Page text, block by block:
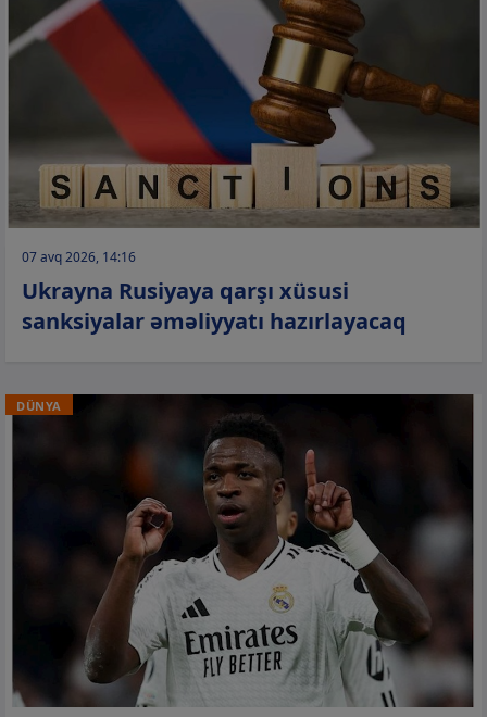
07 avq 2026, 14:16
Ukrayna Rusiyaya qarşı xüsusi
sanksiyalar əməliyyatı hazırlayacaq
DÜNYA